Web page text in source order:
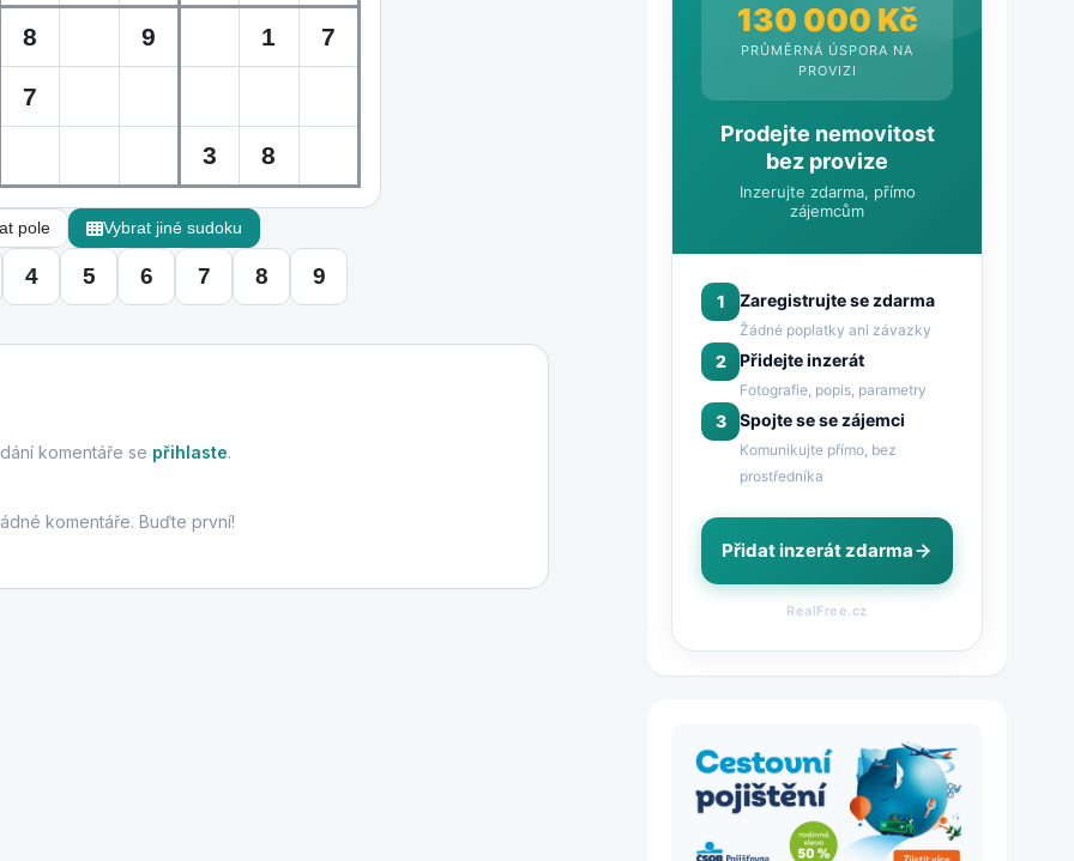
pole Vybrat jiné sudoku
4 5 6 7 8 9
komentáře se přihlaste.
komentáře. Buďte první!
130 000 Kč
PRŮMĚRNÁ ÚSPORA NA
PROVIZI
Prodejte nemovitost
bez provize
Inzerujte zdarma, přímo
zájemcům
1 Zaregistrujte se zdarma
Žádné poplatky ani závazky
2 Přidejte inzerát
Fotografie, popis, parametry
3 Spojte se se zájemci
Komunikujte přímo, bez
prostředníka
Přidat inzerát zdarma
RealFree.cz